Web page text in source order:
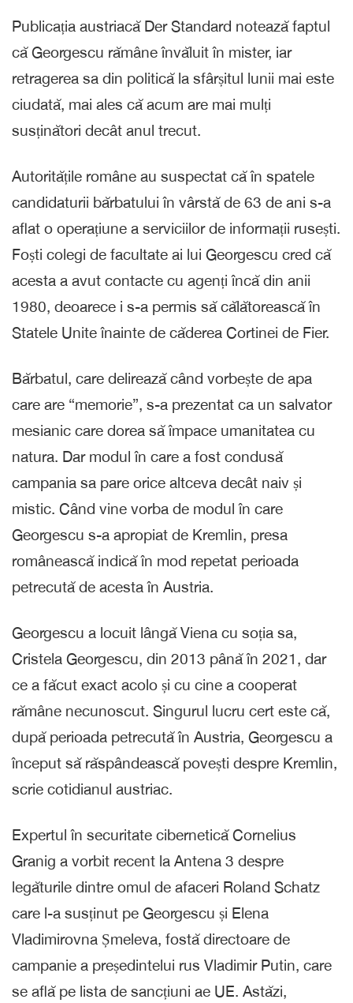
Publicația austriacă Der Standard notează faptul
că Georgescu rămâne învăluit în mister, iar
retragerea sa din politică la sfârșitul lunii mai este
ciudată, mai ales că acum are mai mulți
susținători decât anul trecut.
Autoritățile române au suspectat că în spatele
candidaturii bărbatului în vârstă de 63 de ani s-a
aflat o operațiune a serviciilor de informații rusești.
Foști colegi de facultate ai lui Georgescu cred că
acesta a avut contacte cu agenți încă din anii
1980, deoarece i s-a permis să călătorească în
Statele Unite înainte de căderea Cortinei de Fier.
Bărbatul, care delirează când vorbește de apa
care are “memorie”, s-a prezentat ca un salvator
mesianic care dorea să împace umanitatea cu
natura. Dar modul în care a fost condusă
campania sa pare orice altceva decât naiv și
mistic. Când vine vorba de modul în care
Georgescu s-a apropiat de Kremlin, presa
românească indică în mod repetat perioada
petrecută de acesta în Austria.
Georgescu a locuit lângă Viena cu soția sa,
Cristela Georgescu, din 2013 până în 2021, dar
ce a făcut exact acolo și cu cine a cooperat
rămâne necunoscut. Singurul lucru cert este că,
după perioada petrecută în Austria, Georgescu a
început să răspândească povești despre Kremlin,
scrie cotidianul austriac.
Expertul în securitate cibernetică Cornelius
Granig a vorbit recent la Antena 3 despre
legăturile dintre omul de afaceri Roland Schatz
care l-a susținut pe Georgescu și Elena
Vladimirovna Șmeleva, fostă directoare de
campanie a președintelui rus Vladimir Putin, care
se află pe lista de sancțiuni ae UE. Astăzi,